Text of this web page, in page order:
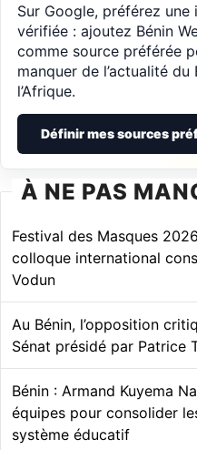
Sur Google, préférez
vérifiée : ajoutez Bénin
comme source préférée
manquer de l’actualité du
l’Afrique.
Définir mes sources
À NE PAS
Festival des Masques
colloque international
Vodun
Au Bénin, l’opposition
Sénat présidé par Patrice
Bénin : Armand Kuyema
équipes pour consolider
système éducatif